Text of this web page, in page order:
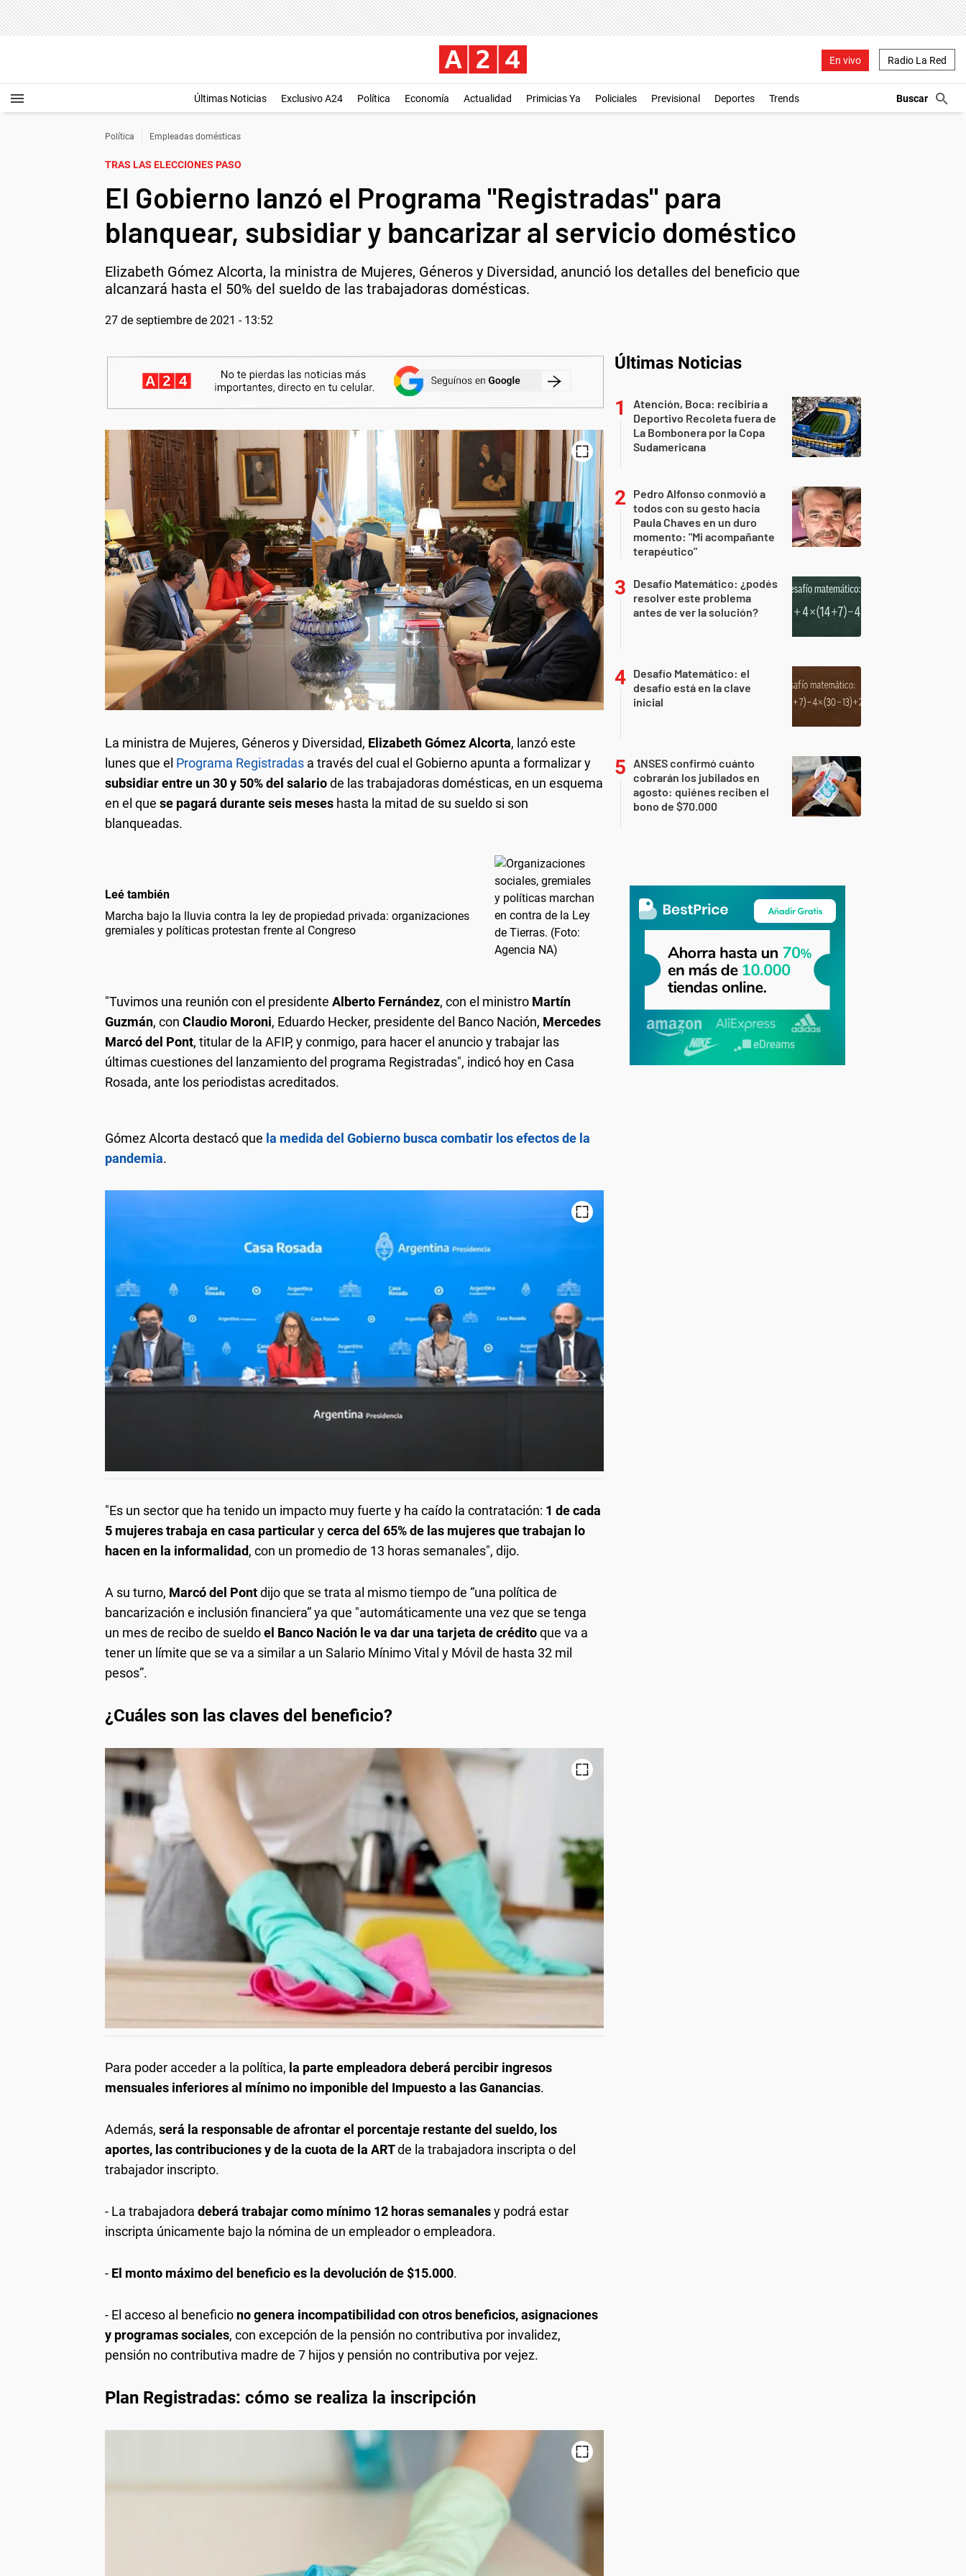
En vivo Radio La Red
Últimas Noticias Exclusivo A24 Política Economía Actualidad Primicias Ya Policiales Previsional Deportes Trends
Política Empleadas domésticas
TRAS LAS ELECCIONES PASO
El Gobierno lanzó el Programa "Registradas" para
blanquear, subsidiar y bancarizar al servicio doméstico
Elizabeth Gómez Alcorta, la ministra de Mujeres, Géneros y Diversidad, anunció los detalles del beneficio que
alcanzará hasta el 50% del sueldo de las trabajadoras domésticas.
27 de septiembre de 2021 - 13:52
La ministra de Mujeres, Géneros y Diversidad, Elizabeth Gómez Alcorta, lanzó este
lunes que el Programa Registradas a través del cual el Gobierno apunta a formalizar y
subsidiar entre un 30 y 50% del salariode las trabajadoras domésticas, en un esquema
en el que se pagará durante seis meses hasta la mitad de su sueldo si son
blanqueadas.
Leé también
Marcha bajo la lluvia contra la ley de propiedad privada: organizaciones
gremiales y políticas protestan frente al Congreso
"Tuvimos una reunión con el presidente Alberto Fernández, con el ministro Martín
Guzmán, con Claudio Moroni, Eduardo Hecker, presidente del Banco Nación, Mercedes
Marcó del Pont, titular de la AFIP, y conmigo, para hacer el anuncio y trabajar las
últimas cuestiones del lanzamiento del programa Registradas", indicó hoy en Casa
Rosada, ante los periodistas acreditados.
Gómez Alcorta destacó que la medida del Gobierno busca combatir los efectos de la
pandemia.
"Es un sector que ha tenido un impacto muy fuerte y ha caído la contratación: 1 de cada
5 mujeres trabaja en casa particularycerca del 65% de las mujeres que trabajan lo
hacen en la informalidad, con un promedio de 13 horas semanales", dijo.
A su turno, Marcó del Pontdijo que se trata al mismo tiempo de “una política de
bancarización e inclusión financiera” ya que "automáticamente una vez que se tenga
un mes de recibo de sueldoel Banco Nación le va dar una tarjeta de créditoque va a
tener un límite que se va a similar a un Salario Mínimo Vital y Móvil de hasta 32 mil
pesos”.
¿Cuáles son las claves del beneficio?
Para poder acceder a la política, la parte empleadora deberá percibir ingresos
mensuales inferiores al mínimo no imponible del Impuesto a las Ganancias.
Además, será la responsable de afrontar el porcentaje restante del sueldo, los
aportes, las contribuciones y de la cuota de la ARTde la trabajadora inscripta o del
trabajador inscripto.
- La trabajadora deberá trabajar como mínimo 12 horas semanalesy podrá estar
inscripta únicamente bajo la nómina de un empleador o empleadora.
- El monto máximo del beneficio es la devolución de $15.000.
- El acceso al beneficio no genera incompatibilidad con otros beneficios, asignaciones
y programas sociales, con excepción de la pensión no contributiva por invalidez,
pensión no contributiva madre de 7 hijos y pensión no contributiva por vejez.
Plan Registradas: cómo se realiza la inscripción
Últimas Noticias
Atención, Boca: recibiría a
Deportivo Recoleta fuera de
La Bombonera por la Copa
Sudamericana
Pedro Alfonso conmovió a
todos con su gesto hacia
Paula Chaves en un duro
momento: "Mi acompañante
terapéutico"
Desafío Matemático: ¿podés
resolver este problema
antes de ver la solución?
Desafío Matemático: el
desafío está en la clave
inicial
ANSES confirmó cuánto
cobrarán los jubilados en
agosto: quiénes reciben el
bono de $70.000